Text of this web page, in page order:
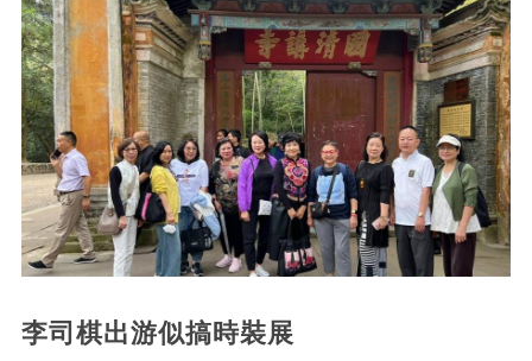
李司棋出游似搞時裝展